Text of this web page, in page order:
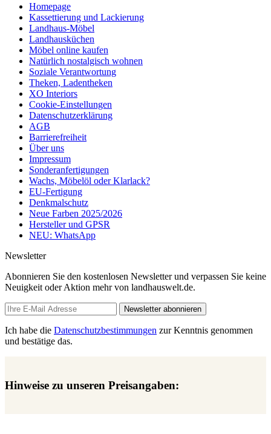
Homepage
Kassettierung und Lackierung
Landhaus-Möbel
Landhausküchen
Möbel online kaufen
Natürlich nostalgisch wohnen
Soziale Verantwortung
Theken, Ladentheken
XO Interiors
Cookie-Einstellungen
Datenschutzerklärung
AGB
Barrierefreiheit
Über uns
Impressum
Sonderanfertigungen
Wachs, Möbelöl oder Klarlack?
EU-Fertigung
Denkmalschutz
Neue Farben 2025/2026
Hersteller und GPSR
NEU: WhatsApp
Newsletter
Abonnieren Sie den kostenlosen Newsletter und verpassen Sie keine
Neuigkeit oder Aktion mehr von landhauswelt.de.
Newsletter abonnieren
Ich habe die Datenschutzbestimmungen zur Kenntnis genommen
und bestätige das.
Hinweise zu unseren Preisangaben: